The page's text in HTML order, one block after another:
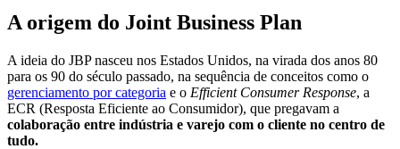
A origem do Joint Business Plan
A ideia do JBP nasceu nos Estados Unidos, na virada dos anos 80
para os 90 do século passado, na sequência de conceitos como o
gerenciamento por categoria e o Efficient Consumer Response, a
ECR (Resposta Eficiente ao Consumidor), que pregavam a
colaboração entre indústria e varejo com o cliente no centro de
tudo.